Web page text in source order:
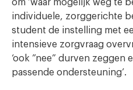
om ‘waar mogelijk weg te
individuele, zorggerichte
student de instelling met
intensieve zorgvraag
‘ook ”nee” durven zeggen
passende ondersteuning’.